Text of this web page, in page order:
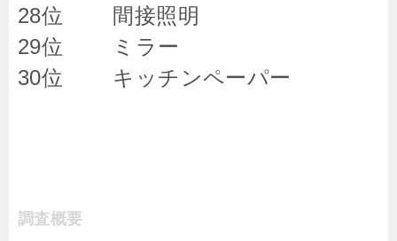
28位 間接照明
29位 ミラー
30位 キッチンペーパー
調査概要